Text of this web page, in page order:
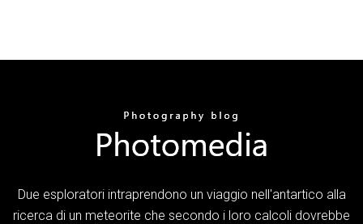
Due esploratori intraprendono un viaggio nell'antartico alla
ricerca di un meteorite che secondo i loro calcoli dovrebbe